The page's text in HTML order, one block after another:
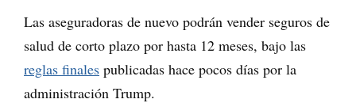
Las aseguradoras de nuevo podrán vender seguros de
salud de corto plazo por hasta 12 meses, bajo las
reglas finales publicadas hace pocos días por la
administración Trump.